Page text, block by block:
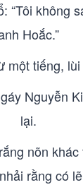
“Tôi không
Hoắc.”
một tiếng,
Nguyễn
lại.
nõn
rằng có